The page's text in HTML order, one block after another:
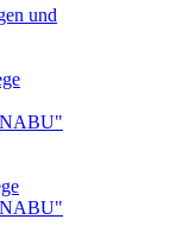
und
NABU"
NABU"